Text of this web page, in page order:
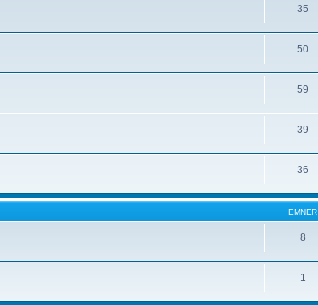
35
50
59
39
36
EMNER
8
1